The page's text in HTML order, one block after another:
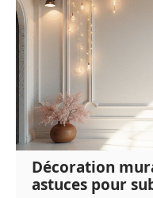
Décoration
astuces pour